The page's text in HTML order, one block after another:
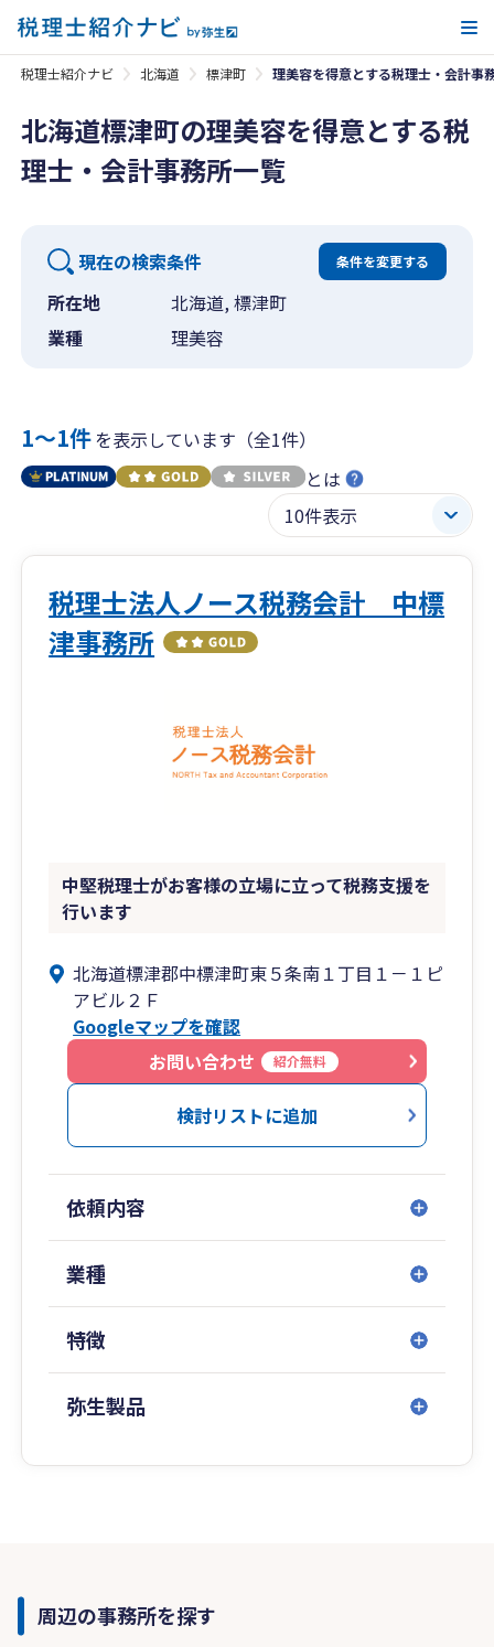
税理士紹介ナビ 北海道 標津町 理美容を得意とする税理士・会計事
北海道標津町の理美容を得意とする税
理士・会計事務所一覧
現在の検索条件 条件を変更する
所在地
北海道, 標津町
業種
理美容
1〜1件を表示しています（全1件）
とは
税理士法人ノース税務会計 中標
津事務所
中堅税理士がお客様の立場に立って税務支援を
行います
北海道標津郡中標津町東５条南１丁目１－１ピ
アビル２Ｆ
Googleマップを確認
お問い合わせ
紹介無料
検討リストに追加
依頼内容
業種
特徴
弥生製品
周辺の事務所を探す